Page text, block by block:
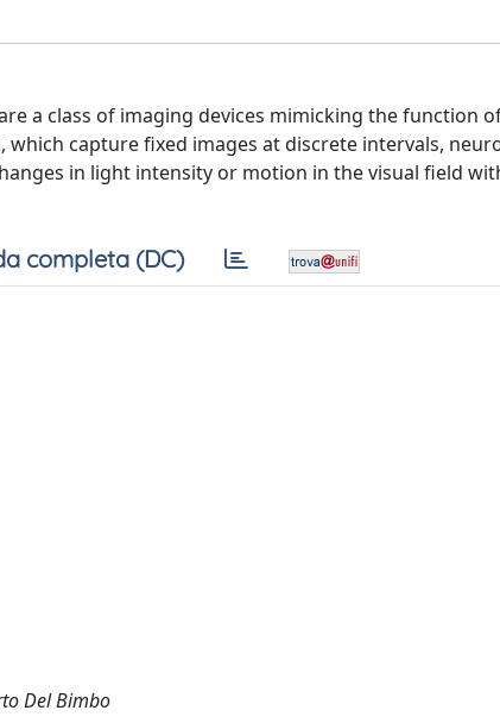
a class of imaging devices mimicking the function
capture fixed images at discrete intervals,
in light intensity or motion in the visual field
completa (DC)
Del Bimbo